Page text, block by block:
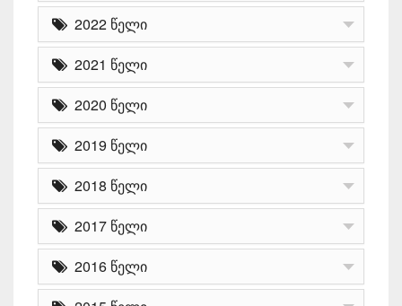
2022 წელი
2021 წელი
2020 წელი
2019 წელი
2018 წელი
2017 წელი
2016 წელი